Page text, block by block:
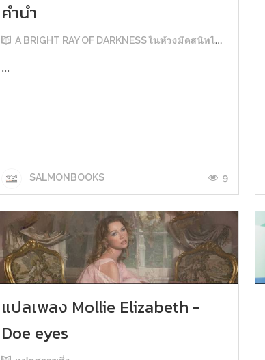
คำนำ
A BRIGHT RAY OF DARKNESS ในห้วงมืดสนิทไม่มิดแสง
...
SALMONBOOKS 9
แปลเพลง Mollie Elizabeth -
Doe eyes